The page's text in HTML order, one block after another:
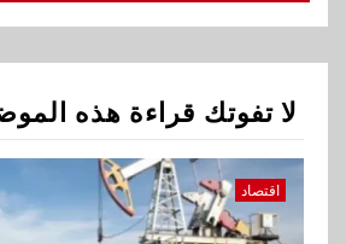
المخاوف بشأن
بنوك
البنك الزراعي
المتميزين بعد
بالقروض الشخصية
الأول 2026
لا تفوتك قراءة هذه
اقتصاد